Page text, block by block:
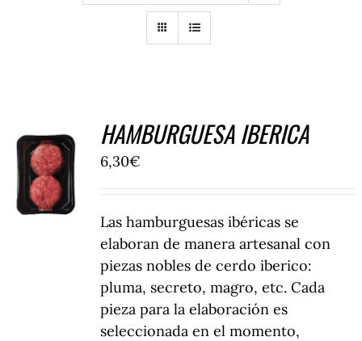
COMPRAR
/
DETALLES
HAMBURGUESA IBERICA
6,30€
Las hamburguesas ibéricas se
elaboran de manera artesanal con
piezas nobles de cerdo iberico:
pluma, secreto, magro, etc. Cada
pieza para la elaboración es
seleccionada en el momento,